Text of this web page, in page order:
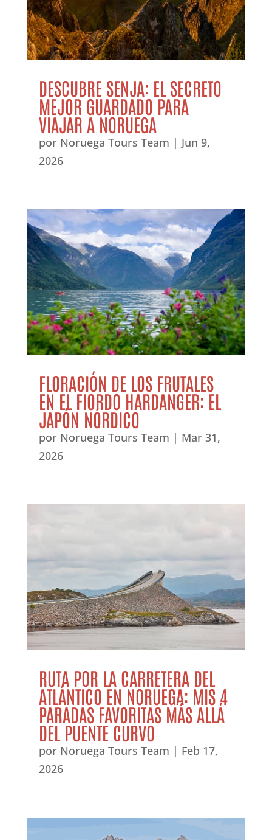
DESCUBRE SENJA: EL SECRETO
MEJOR GUARDADO PARA
VIAJAR A NORUEGA
por Noruega Tours Team | Jun 9,
2026
FLORACIÓN DE LOS FRUTALES
EN EL FIORDO HARDANGER: EL
JAPÓN NÓRDICO
por Noruega Tours Team | Mar 31,
2026
RUTA POR LA CARRETERA DEL
ATLÁNTICO EN NORUEGA: MIS 4
PARADAS FAVORITAS MÁS ALLÁ
DEL PUENTE CURVO
por Noruega Tours Team | Feb 17,
2026